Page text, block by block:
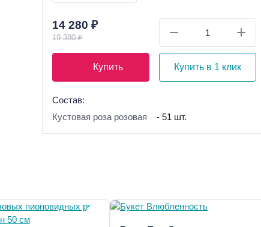
14 280 ₽
19 380 ₽
Купить Купить в 1 клик
Состав:
Кустовая роза розовая
- 51 шт.